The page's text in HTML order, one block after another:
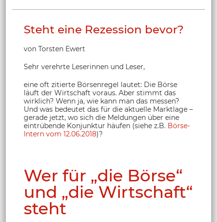
Steht eine Rezession bevor?
von Torsten Ewert
Sehr verehrte Leserinnen und Leser,
eine oft zitierte Börsenregel lautet: Die Börse
läuft der Wirtschaft voraus. Aber stimmt das
wirklich? Wenn ja, wie kann man das messen?
Und was bedeutet das für die aktuelle Marktlage –
gerade jetzt, wo sich die Meldungen über eine
eintrübende Konjunktur häufen (siehe z.B. Börse-
Intern vom 12.06.2018)?
Wer für „die Börse“
und „die Wirtschaft“
steht